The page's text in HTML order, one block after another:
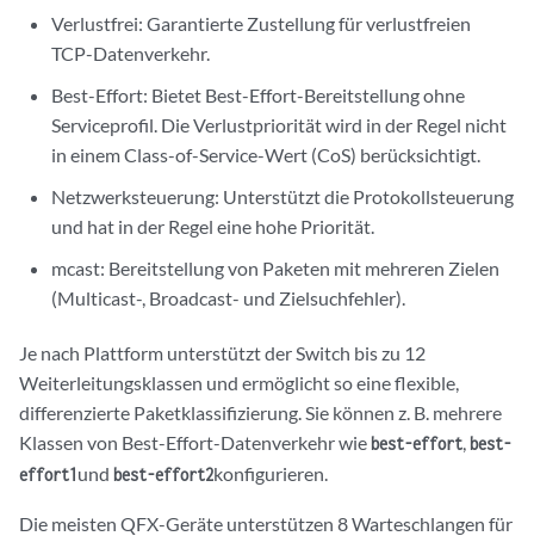
Verlustfrei: Garantierte Zustellung für verlustfreien
TCP-Datenverkehr.
Best-Effort: Bietet Best-Effort-Bereitstellung ohne
Serviceprofil. Die Verlustpriorität wird in der Regel nicht
in einem Class-of-Service-Wert (CoS) berücksichtigt.
Netzwerksteuerung: Unterstützt die Protokollsteuerung
und hat in der Regel eine hohe Priorität.
mcast: Bereitstellung von Paketen mit mehreren Zielen
(Multicast-, Broadcast- und Zielsuchfehler).
Je nach Plattform unterstützt der Switch bis zu 12
Weiterleitungsklassen und ermöglicht so eine flexible,
differenzierte Paketklassifizierung. Sie können z. B. mehrere
Klassen von Best-Effort-Datenverkehr wie best-effort, best-
effort1und best-effort2konfigurieren.
Die meisten QFX-Geräte unterstützen 8 Warteschlangen für